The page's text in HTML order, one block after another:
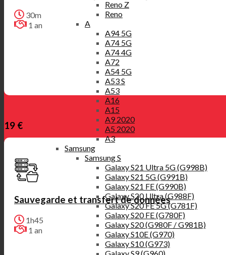
Reno Z
Reno
A
A94 5G
A74 5G
A74 4G
A72
A54 5G
A53 S
A53
A16
A15
A9 2020
A5 2020
A3
Samsung
Samsung S
Galaxy S21 Ultra 5G (G998B)
Galaxy S21 5G (G991B)
Galaxy S21 FE (G990B)
Galaxy S20 Ultra (G988F)
Galaxy S20 FE 5G (G781F)
Galaxy S20 FE (G780F)
Galaxy S20 (G980F / G981B)
Galaxy S10E (G970)
Galaxy S10 (G973)
30m
1 an
19 €
Sauvegarde et transfert de données
1h45
1 an